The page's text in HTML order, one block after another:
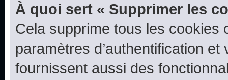
À quoi sert « Supprimer les
Cela supprime tous les cookies
paramètres d’authentification
fournissent aussi des